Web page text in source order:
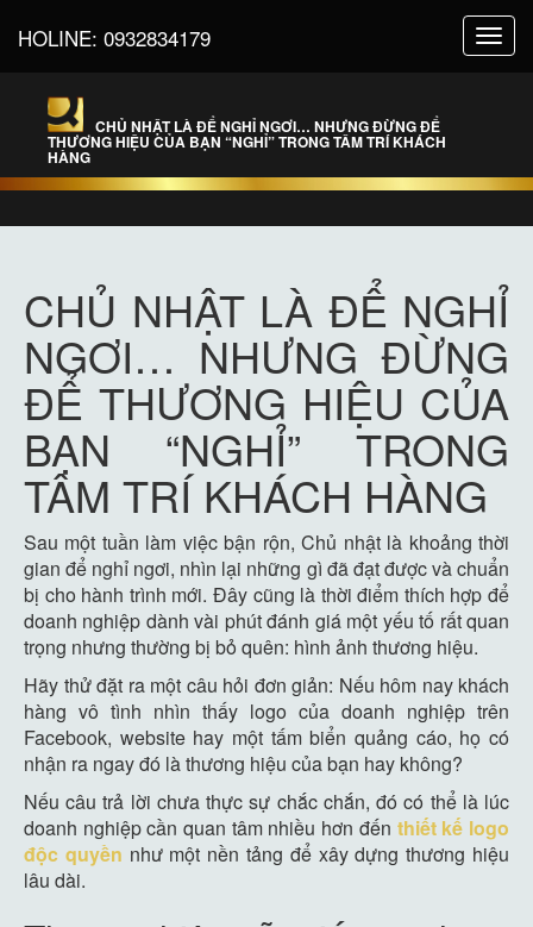
HOLINE: 0932834179
CHỦ NHẬT LÀ ĐỂ NGHỈ NGƠI… NHƯNG ĐỪNG ĐỂ
THƯƠNG HIỆU CỦA BẠN “NGHỈ” TRONG TÂM TRÍ KHÁCH
HÀNG
CHỦ NHẬT LÀ ĐỂ NGHỈ
NGƠI… NHƯNG ĐỪNG
ĐỂ THƯƠNG HIỆU CỦA
BẠN “NGHỈ” TRONG
TÂM TRÍ KHÁCH HÀNG
Sau một tuần làm việc bận rộn, Chủ nhật là khoảng thời
gian để nghỉ ngơi, nhìn lại những gì đã đạt được và chuẩn
bị cho hành trình mới. Đây cũng là thời điểm thích hợp để
doanh nghiệp dành vài phút đánh giá một yếu tố rất quan
trọng nhưng thường bị bỏ quên: hình ảnh thương hiệu.
Hãy thử đặt ra một câu hỏi đơn giản: Nếu hôm nay khách
hàng vô tình nhìn thấy logo của doanh nghiệp trên
Facebook, website hay một tấm biển quảng cáo, họ có
nhận ra ngay đó là thương hiệu của bạn hay không?
Nếu câu trả lời chưa thực sự chắc chắn, đó có thể là lúc
doanh nghiệp cần quan tâm nhiều hơn đến thiết kế logo
độc quyền như một nền tảng để xây dựng thương hiệu
lâu dài.